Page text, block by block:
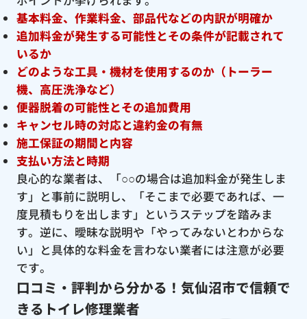
基本料金、作業料金、部品代などの内訳が明確か
追加料金が発生する可能性とその条件が記載されて
いるか
どのような工具・機材を使用するのか（トーラー
機、高圧洗浄など）
便器脱着の可能性とその追加費用
キャンセル時の対応と違約金の有無
施工保証の期間と内容
支払い方法と時期
良心的な業者は、「○○の場合は追加料金が発生しま
す」と事前に説明し、「そこまで必要であれば、一
度見積もりを出します」というステップを踏みま
す。逆に、曖昧な説明や「やってみないとわからな
い」と具体的な料金を言わない業者には注意が必要
です。
口コミ・評判から分かる！気仙沼市で信頼で
きるトイレ修理業者